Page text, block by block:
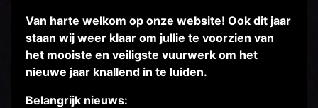
Van harte welkom op onze website! Ook dit jaar
staan wij weer klaar om jullie te voorzien van
het mooiste en veiligste vuurwerk om het
nieuwe jaar knallend in te luiden.
Belangrijk nieuws: